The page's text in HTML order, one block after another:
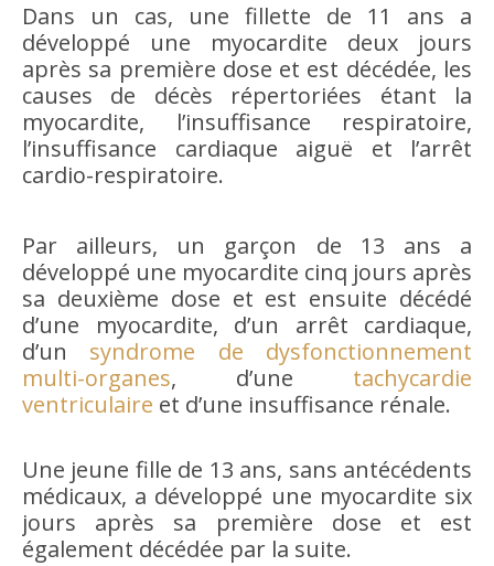
Dans un cas, une fillette de 11 ans a
développé une myocardite deux jours
après sa première dose et est décédée, les
causes de décès répertoriées étant la
myocardite, l’insuffisance respiratoire,
l’insuffisance cardiaque aiguë et l’arrêt
cardio-respiratoire.
Par ailleurs, un garçon de 13 ans a
développé une myocardite cinq jours après
sa deuxième dose et est ensuite décédé
d’une myocardite, d’un arrêt cardiaque,
d’un syndrome de dysfonctionnement
multi-organes, d’une tachycardie
ventriculaire et d’une insuffisance rénale.
Une jeune fille de 13 ans, sans antécédents
médicaux, a développé une myocardite six
jours après sa première dose et est
également décédée par la suite.